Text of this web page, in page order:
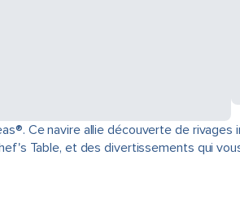
Ce navire allie découverte de
Table, et des divertissements qui